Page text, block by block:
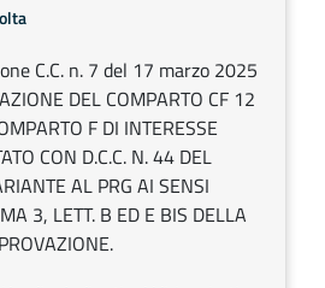
C.C. n. 7 del 17 marzo 2025
DEL COMPARTO CF 12
F DI INTERESSE
CON D.C.C. N. 44 DEL
AL PRG AI SENSI
3, LETT. B ED E BIS DELLA